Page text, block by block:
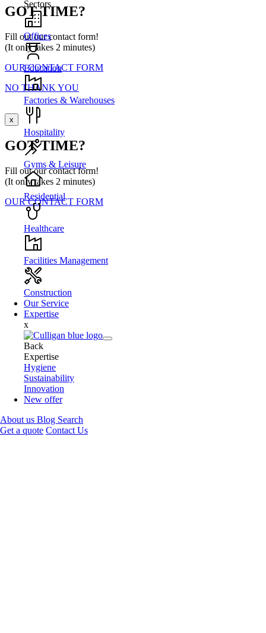
Sectors
Offices
Education
Factories & Warehouses
Hospitality
Gyms & Leisure
Residential
Healthcare
Facilities Management
Construction
Our Service
Expertise
x
Back
Expertise
Hygiene
Sustainability
Innovation
New offer
About us Blog Search
Get a quote Contact Us
GOT TIME?
Fill out our contact form!
(It only takes 2 minutes)
OUR CONTACT FORM
NO THANK YOU
x
GOT TIME?
Fill out our contact form!
(It only takes 2 minutes)
OUR CONTACT FORM